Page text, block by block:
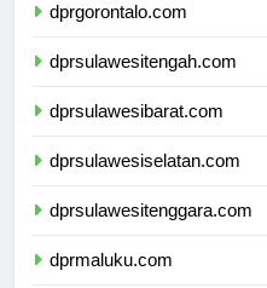
dprgorontalo.com
dprsulawesitengah.com
dprsulawesibarat.com
dprsulawesiselatan.com
dprsulawesitenggara.com
dprmaluku.com